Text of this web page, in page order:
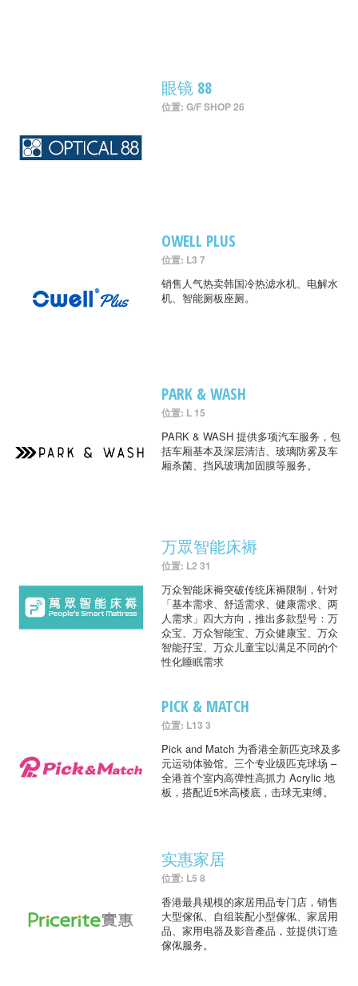
眼镜 88
位置: G/F SHOP 26
OWELL PLUS
位置: L3 7
销售人气热卖韩国冷热滤水机、电解水
机、智能厕板座厕。
PARK & WASH
位置: L 15
PARK & WASH 提供多项汽车服务，包
括车厢基本及深层清洁、玻璃防雾及车
厢杀菌、挡风玻璃加固膜等服务。
万眾智能床褥
位置: L2 31
万众智能床褥突破传统床褥限制，针对
「基本需求、舒适需求、健康需求、两
人需求」四大方向，推出多款型号：万
众宝、万众智能宝、万众健康宝、万众
智能孖宝、万众儿童宝以满足不同的个
性化睡眠需求
PICK & MATCH
位置: L13 3
Pick and Match 为香港全新匹克球及多
元运动体验馆。三个专业级匹克球场 –
全港首个室内高弹性高抓力 Acrylic 地
板，搭配近5米高楼底，击球无束缚。
实惠家居
位置: L5 8
香港最具规模的家居用品专门店，销售
大型傢俬、自组装配小型傢俬、家居用
品、家用电器及影音產品，並提供订造
傢俬服务。